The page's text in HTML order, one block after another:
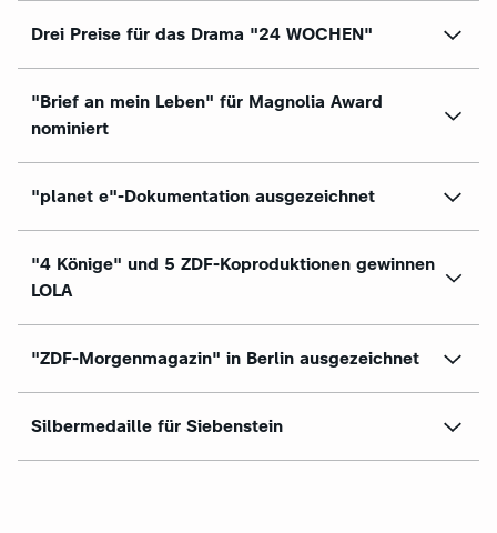
Drei Preise für das Drama "24 WOCHEN"
"Brief an mein Leben" für Magnolia Award
nominiert
"planet e"-Dokumentation ausgezeichnet
"4 Könige" und 5 ZDF-Koproduktionen gewinnen
LOLA
"ZDF-Morgenmagazin" in Berlin ausgezeichnet
Silbermedaille für Siebenstein